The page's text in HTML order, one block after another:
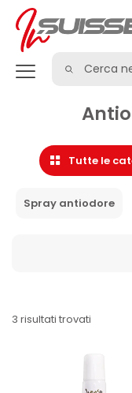
Tutte le
Spray antiodore
Diffusore ambiente
3 risultati trovati